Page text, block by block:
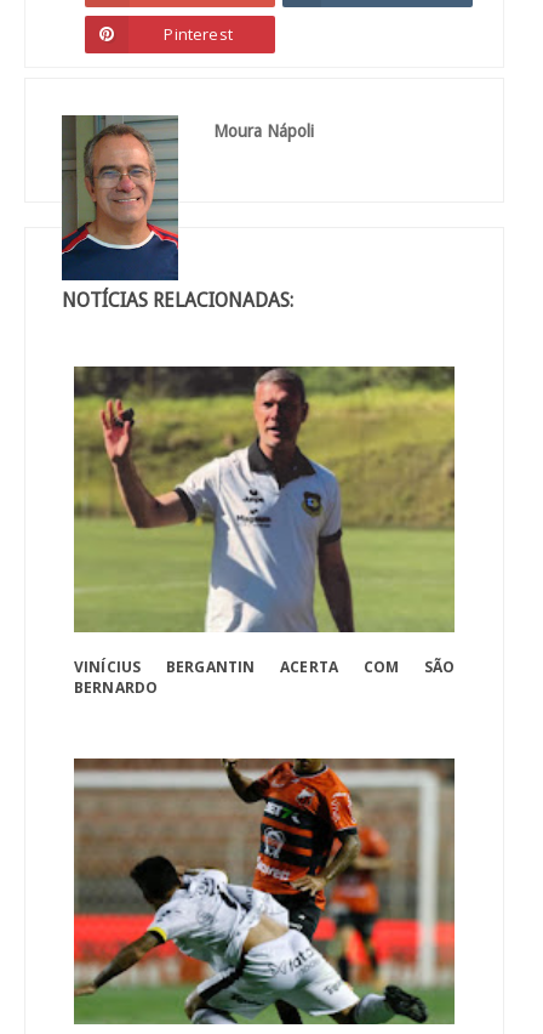
Pinterest
Moura Nápoli
NOTÍCIAS RELACIONADAS:
VINÍCIUS BERGANTIN ACERTA COM SÃO
BERNARDO